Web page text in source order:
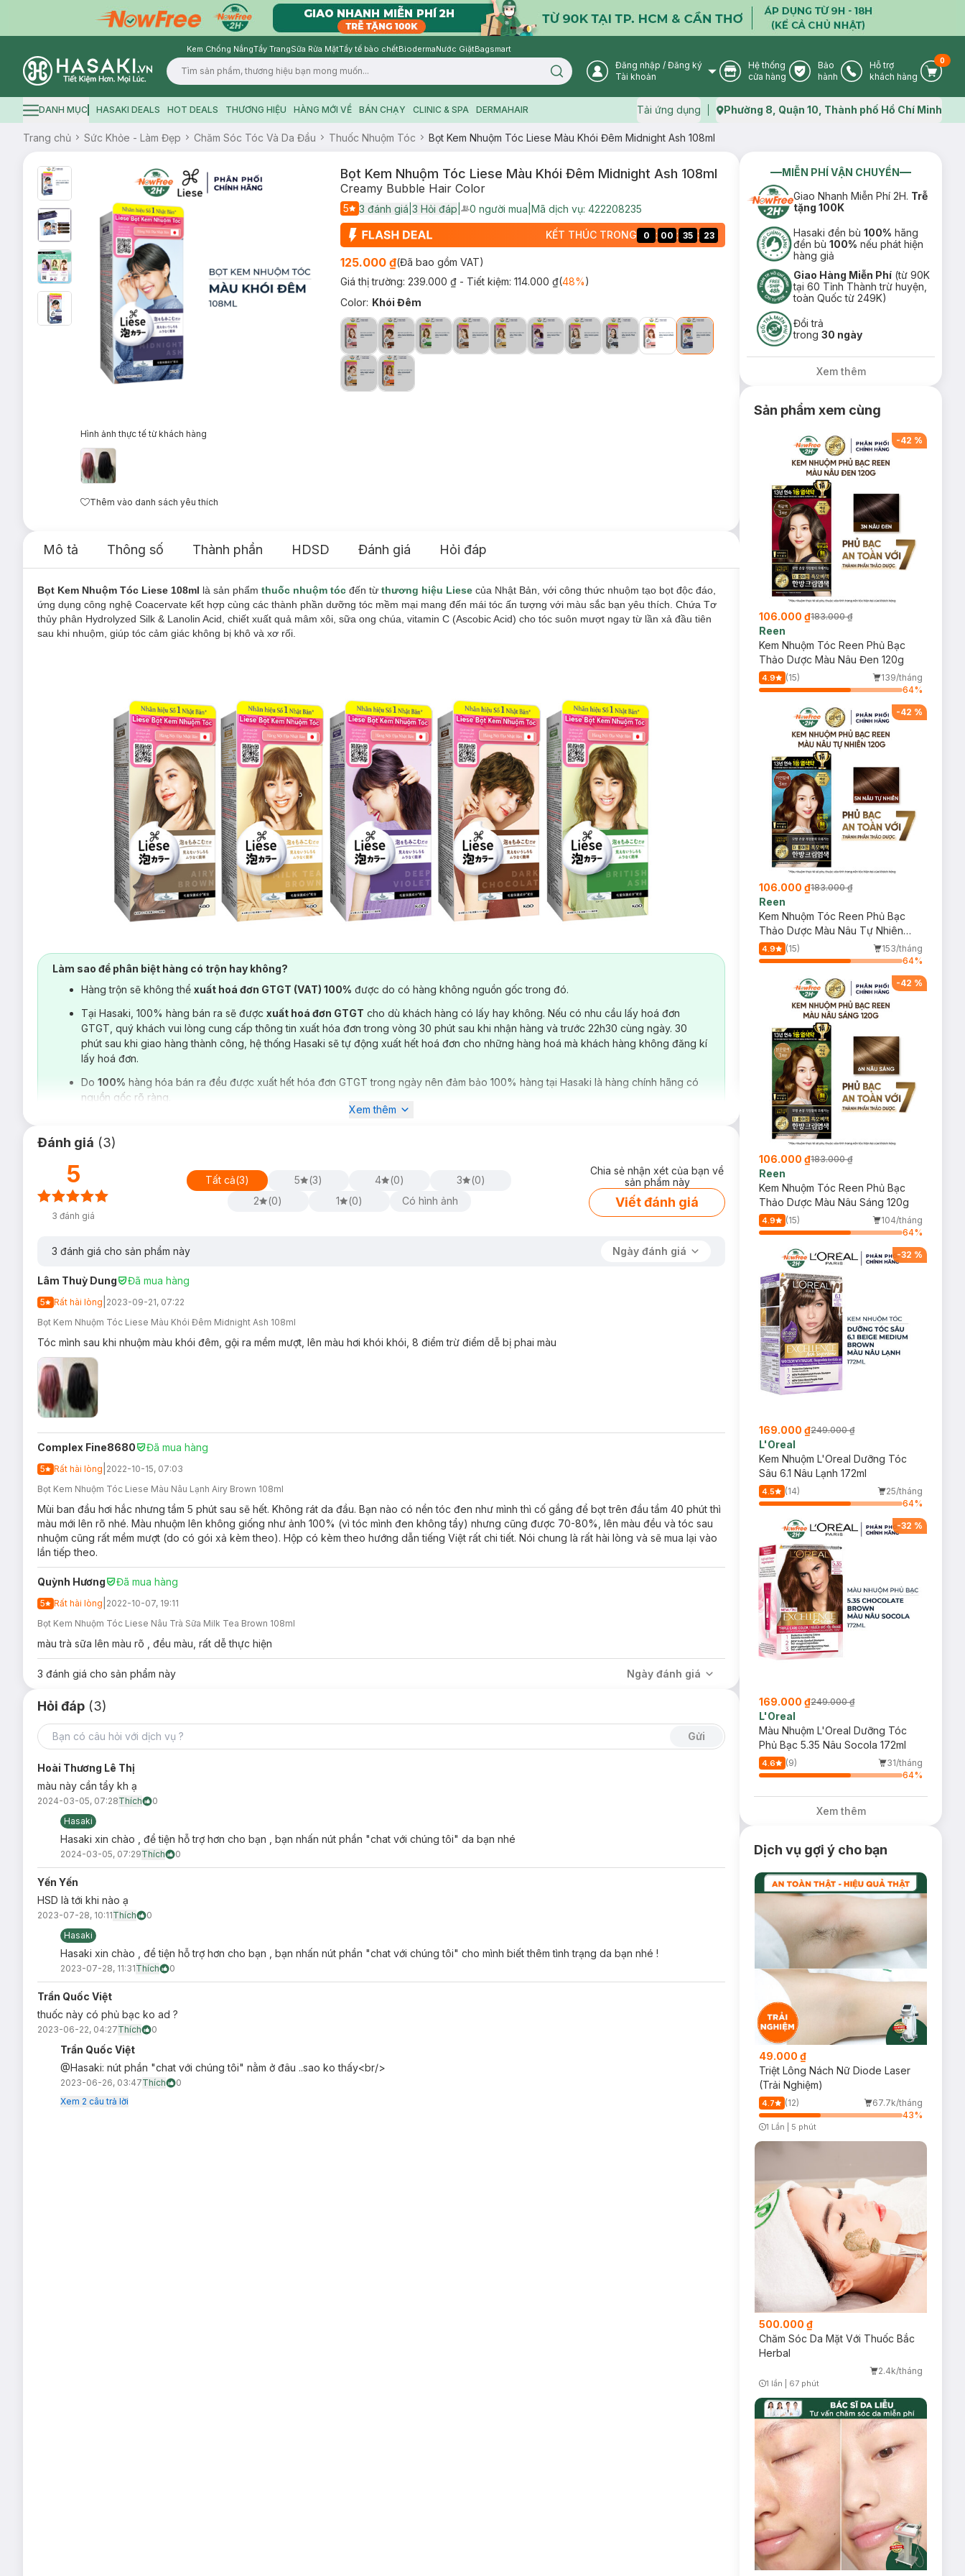
Kem Chống NắngTẩy TrangSữa Rửa MặtTẩy tế bào chếtBiodermaNước GiặtBagsmart
Logo
Search icon User Icon
Đăng nhập / Đăng ký
Tài khoản
Store Icon
Hệ thống
cửa hàng
Warranty Icon
Bảo
hành
Phone Icon
Hỗ trợ
khách hàng
Cart
0
Hamburger icon
DANH MỤC HASAKI DEALS HOT DEALS THƯƠNG HIỆU HÀNG MỚI VỀ BÁN CHẠY CLINIC & SPA DERMAHAIR Tải ứng dụng Map icon
Phường 8, Quận 10, Thành phố Hồ Chí Minh
Trang chủ Sức Khỏe - Làm Đẹp Chăm Sóc Tóc Và Da Đầu Thuốc Nhuộm Tóc Bọt Kem Nhuộm Tóc Liese Màu Khói Đêm Midnight Ash 108ml
Hình ảnh thực tế từ khách hàng
Thêm vào danh sách yêu thích
Bọt Kem Nhuộm Tóc Liese Màu Khói Đêm Midnight Ash 108ml
Creamy Bubble Hair Color
5 3 đánh giá 3 Hỏi đáp User Product Icon
0 người mua Mã dịch vụ: 422208235
KẾT THÚC TRONG 0 : 00 : 35 : 22
125.000 ₫(Đã bao gồm VAT)
Giá thị trường: 239.000 ₫ - Tiết kiệm: 114.000 ₫(48%)
Color: Khói Đêm
Mô tả Thông số Thành phần HDSD Đánh giá Hỏi đáp
Bọt Kem Nhuộm Tóc Liese 108ml là sản phẩm thuốc nhuộm tóc đến từ thương hiệu Liese của Nhật Bản, với công thức nhuộm tạo bọt độc đáo,
ứng dụng công nghệ Coacervate kết hợp cùng các thành phần dưỡng tóc mềm mại mang đến mái tóc ấn tượng với màu sắc bạn yêu thích. Chứa Tơ
thủy phân Hydrolyzed Silk & Lanolin Acid, chiết xuất quả mâm xôi, sữa ong chúa, vitamin C (Ascobic Acid) cho tóc suôn mượt ngay từ lần xả đầu tiên
sau khi nhuộm, giúp tóc cảm giác không bị khô và xơ rối.
Provence Rose: Màu Nâu Đỏ
Milk Tea Brown:Màu Nâu Trà Sữa
Royal Brown:Màu Nâu Hạt Dẻ
Dark Chocolate:Nâu Socola
Airy Brown:Màu Nâu Lạnh
British Ash:
Sugar Pink:
Deep Violet:
Midnight Ash:Màu Khói Đêm
Smoky Ash Gray:Màu Nâu Khói Tro
Marshmallow Brown: Màu Nâu Kẹo Ngọt
Coral Orange:Màu Nâu Cam Đất
Ưu thế nổi bật:
Cấu trúc bọt kem siêu mịn bám sát từng sợi tóc giúp tóc đẹp đều màu.
Bảo vệ tóc trước hư tổn nhờ công nghệ Coacervate từ Nhật Bản
2 thành phần dưỡng tóc nổi bật:tơ thuỷ phân Hydrolyzed Silk và Lanolin Acidgiúp phục hồi tóc hư tổn.
Sử dụng vòi tạo bọt thông minh, tiện lợi, ai cũng có thể tự nhuộm cho riêng mình.
Thương hiệu bọt kem nhuộm tóc thời trang chiếm thị phần số 1 tại Nhật Bản* theo tổng giá trị bán ra, được nhiều tín đồ làm đẹp châu Á tin dùng
*Dựa trên số liệu khảo sát thị trường từ 10/2020 – 9/2021 từ SRI+ của Intage INC., Nhật Bản.
Bảo quản:
Nơi khô ráo thoáng mát.
Tránh ánh nắng trực tiếp, nơi có nhiệt độ cao hoặc ẩm ướt.
Đậy nắp kín sau khi sử dụng.
Thông số sản phẩm:
Dung tích: 108ml
Thương hiệu: Liese
Xuất xứ thương hiệu:
Sản xuất tại:Nhật Bản.
Lưu ý: Tác dụng có thể khác nhau tuỳ cơ địa của người dùng
Làm sao để phân biệt hàng có trộn hay không?
Hàng trộn sẽ không thể xuất hoá đơn GTGT (VAT) 100% được do có hàng không nguồn gốc trong đó.
Tại Hasaki, 100% hàng bán ra sẽ được xuất hoá đơn GTGT cho dù khách hàng có lấy hay không. Nếu có nhu cầu lấy hoá đơn
GTGT, quý khách vui lòng cung cấp thông tin xuất hóa đơn trong vòng 30 phút sau khi nhận hàng và trước 22h30 cùng ngày. 30
phút sau khi giao hàng thành công, hệ thống Hasaki sẽ tự động xuất hết hoá đơn cho những hàng hoá mà khách hàng không đăng kí
lấy hoá đơn.
Do 100% hàng hóa bán ra đều được xuất hết hóa đơn GTGT trong ngày nên đảm bảo 100% hàng tại Hasaki là hàng chính hãng có
nguồn gốc rõ ràng.
Xem thêm
Đánh giá (3)
5
3 đánh giá
Tất cả(3) 5 (3) 4 (0) 3 (0)
2
(0) 1 (0) Có hình ảnh
Chia sẻ nhận xét của bạn về
sản phẩm này
Viết đánh giá
3 đánh giá cho sản phẩm này Ngày đánh giá
Lâm Thuỳ Dung Đã mua hàng
5 Rất hài lòng 2023-09-21, 07:22
Bọt Kem Nhuộm Tóc Liese Màu Khói Đêm Midnight Ash 108ml
Tóc mình sau khi nhuộm màu khói đêm, gội ra mềm mượt, lên màu hơi khói khói, 8 điểm trừ điểm dễ bị phai màu
Complex Fine8680 Đã mua hàng
5 Rất hài lòng 2022-10-15, 07:03
Bọt Kem Nhuộm Tóc Liese Màu Nâu Lạnh Airy Brown 108ml
Mùi ban đầu hơi hắc nhưng tầm 5 phút sau sẽ hết. Không rát da đầu. Bạn nào có nền tóc đen như mình thì cố gắng để bọt trên đầu tầm 40 phút thì
màu mới lên rõ nhé. Màu nhuộm lên không giống như ảnh 100% (vì tóc mình đen không tẩy) nhưng cũng được 70-80%, lên màu đều và tóc sau
nhuộm cũng rất mềm mượt (do có gói xả kèm theo). Hộp có kèm theo hướng dẫn tiếng Việt rất chi tiết. Nói chung là rất hài lòng và sẽ mua lại vào
lần tiếp theo.
Quỳnh Hương Đã mua hàng
5 Rất hài lòng 2022-10-07, 19:11
Bọt Kem Nhuộm Tóc Liese Nâu Trà Sữa Milk Tea Brown 108ml
màu trà sữa lên màu rõ , đều màu, rất dễ thực hiện
3 đánh giá cho sản phẩm này Ngày đánh giá
Hỏi đáp (3)
Gửi
Hoài Thương Lê Thị
màu này cần tẩy kh ạ
2024-03-05, 07:28Thích
0
Hasaki
Hasaki xin chào , để tiện hỗ trợ hơn cho bạn , bạn nhấn nút phần "chat với chúng tôi" da bạn nhé
2024-03-05, 07:29Thích 0
Yến Yến
HSD là tới khi nào ạ
2023-07-28, 10:11Thích
0
Hasaki
Hasaki xin chào , để tiện hỗ trợ hơn cho bạn , bạn nhấn nút phần "chat với chúng tôi" cho mình biết thêm tình trạng da bạn nhé !
2023-07-28, 11:31Thích 0
Trần Quốc Việt
thuốc này có phủ bạc ko ad ?
2023-06-22, 04:27Thích 0
Trần Quốc Việt
@Hasaki: nút phần "chat với chúng tôi" nằm ở đâu ..sao ko thấy<br/>
2023-06-26, 03:47Thích
0
Xem 2 câu trả lời
MIỄN PHÍ VẬN CHUYỂN
Giao Nhanh Miễn Phí 2H. Trễ
tặng 100K
Hasaki đền bù100% hãng
đền bù100% nếu phát hiện
hàng giả
Giao Hàng Miễn Phí (từ 90K
tại 60 Tỉnh Thành trừ huyện,
toàn Quốc từ 249K)
Đổi trả
trong30 ngày
Xem thêm
Sản phẩm xem cùng
-42 %
106.000 ₫183.000 ₫
Reen
Kem Nhuộm Tóc Reen Phủ Bạc
Thảo Dược Màu Nâu Đen 120g
4.9 (15)
139/tháng
64%
-42 %
106.000 ₫183.000 ₫
Reen
Kem Nhuộm Tóc Reen Phủ Bạc
Thảo Dược Màu Nâu Tự Nhiên
120g
4.9 (15)
153/tháng
64%
-42 %
106.000 ₫183.000 ₫
Reen
Kem Nhuộm Tóc Reen Phủ Bạc
Thảo Dược Màu Nâu Sáng 120g
4.9 (15)
104/tháng
64%
-32 %
169.000 ₫249.000 ₫
L'Oreal
Kem Nhuộm L'Oreal Dưỡng Tóc
Sâu 6.1 Nâu Lạnh 172ml
4.5 (14)
25/tháng
64%
-32 %
169.000 ₫249.000 ₫
L'Oreal
Màu Nhuộm L'Oreal Dưỡng Tóc
Phủ Bạc 5.35 Nâu Socola 172ml
4.6 (9)
31/tháng
64%
Xem thêm
Dịch vụ gợi ý cho bạn
49.000 ₫
Triệt Lông Nách Nữ Diode Laser
(Trải Nghiệm)
4.7 (12)
67.7k/tháng
43%
Timer Gray Icon
1 Lần 5 phút
500.000 ₫
Chăm Sóc Da Mặt Với Thuốc Bắc
Herbal
2.4k/tháng
1 lần 67 phút